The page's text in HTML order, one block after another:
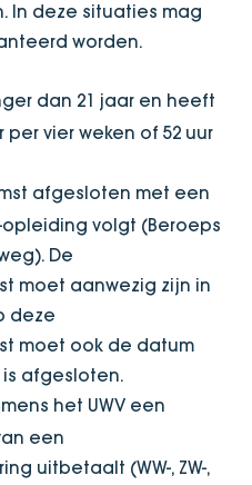
In deze situaties mag
worden.
dan 21 jaar en heeft
per vier weken of 52 uur
afgesloten met een
opleiding volgt (Beroeps
De
moet aanwezig zijn in
deze
moet ook de datum
afgesloten.
het UWV een
een
uitbetaalt (WW-, ZW-,